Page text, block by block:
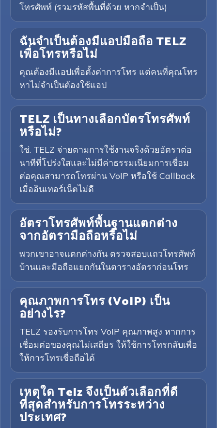
โทรศัพท์ (รวมรหัสพื้นที่ด้วย หากจำเป็น)
ฉันจำเป็นต้องมีแอปมือถือ TELZ
เพื่อโทรหรือไม่
คุณต้องมีแอปเพื่อตั้งค่าการโทร แต่คนที่คุณโทร
หาไม่จำเป็นต้องใช้แอป
TELZ เป็นทางเลือกบัตรโทรศัพท์
หรือไม่?
ใช่. TELZ จ่ายตามการใช้งานจริงด้วยอัตราต่อ
นาทีที่โปร่งใสและไม่มีค่าธรรมเนียมการเชื่อม
ต่อคุณสามารถโทรผ่าน VoIP หรือใช้ Callback
เมื่ออินเทอร์เน็ตไม่ดี
อัตราโทรศัพท์พื้นฐานแตกต่าง
จากอัตรามือถือหรือไม่
พวกเขาอาจแตกต่างกัน ตรวจสอบแถวโทรศัพท์
บ้านและมือถือแยกกันในตารางอัตราก่อนโทร
คุณภาพการโทร (VoIP) เป็น
อย่างไร?
TELZ รองรับการโทร VoIP คุณภาพสูง หากการ
เชื่อมต่อของคุณไม่เสถียร ให้ใช้การโทรกลับเพื่อ
ให้การโทรเชื่อถือได้
เหตุใด Telz จึงเป็นตัวเลือกที่ดี
ที่สุดสำหรับการโทรระหว่าง
ประเทศ?